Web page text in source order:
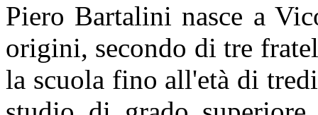
Piero Bartalini nasce a
origini, secondo di tre
la scuola fino all'età di